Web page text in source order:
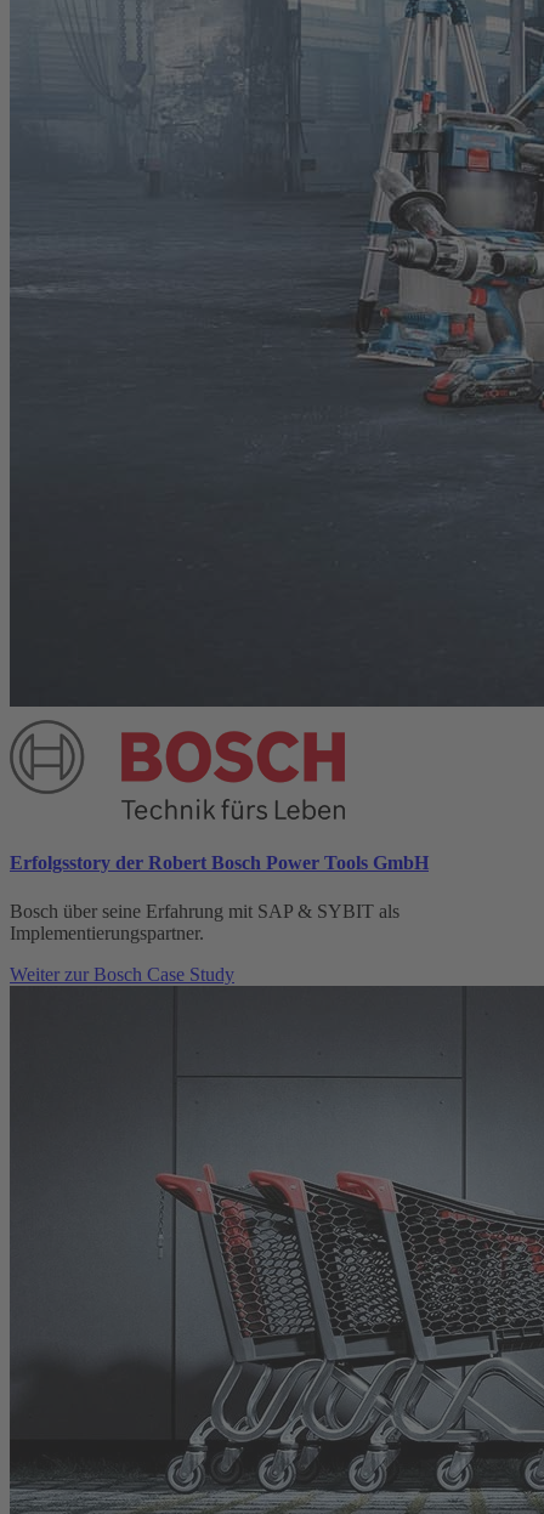
Erfolgsstory der Robert Bosch Power Tools GmbH
Bosch über seine Erfahrung mit SAP & SYBIT als
Implementierungspartner.
Weiter zur Bosch Case Study